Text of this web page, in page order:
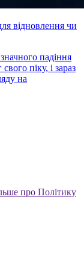
відновлення чи
падіння
піку, і зараз
на
про Політику